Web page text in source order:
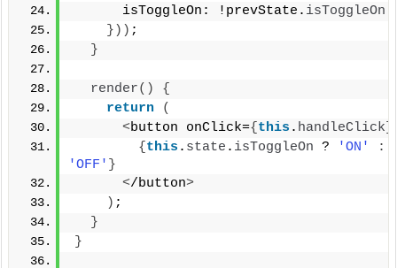
      isToggleOn: !prevState.
isToggleOn
})) ;
}
render()
{
return
(
<button onClick={ this . handleClick
{ this . state . isToggleOn ? 'ON'
:
'OFF' }
</button>
) ;
}
}